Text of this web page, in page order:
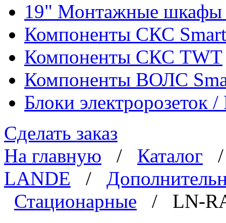
19" Монтажные шкафы
Компоненты СКС
Компоненты СКС TWT
Компоненты ВОЛС
Блоки электророзеток
Сделать заказ
На главную / Каталог
LANDE /
Стационарные / LN-